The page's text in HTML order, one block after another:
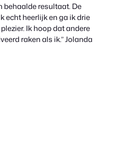
behaalde resultaat. De
echt heerlijk en ga ik drie
Ik hoop dat andere
raken als ik.”Jolanda